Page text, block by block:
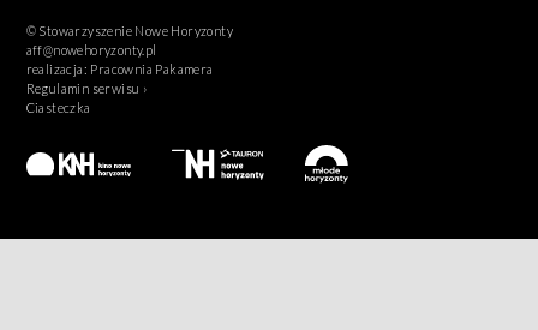
© Stowarzyszenie Nowe Horyzonty
aff@nowehoryzonty.pl
realizacja: Pracownia Pakamera
Regulamin serwisu ›
Ciasteczka